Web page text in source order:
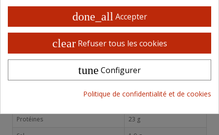
ANALYSE NUTRITIONNELLE POUR 100G
Energie
1370 Kj / 330 Kcal
26 g
1 g
Protéines
23 g
done_all Accepter
clear Refuser tous les cookies
tune Configurer
Politique de confidentialité et de cookies